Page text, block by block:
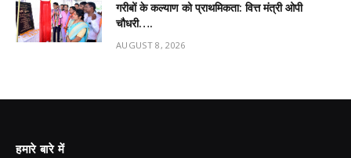
गरीबों के कल्याण को प्राथमिकता: वित्त मंत्री ओपी
चौधरी….
AUGUST 8, 2026
हमारे बारे में